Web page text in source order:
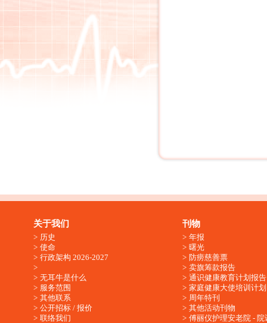
关于我们
历史
使命
行政架构 2026-2027
无耳牛是什么
服务范围
其他联系
公开招标 / 报价
联络我们
刊物
年报
曙光
防痨慈善票
卖旗筹款报告
通识健康教育计划报告
家庭健康大使培训计划
周年特刊
其他活动刊物
傅丽仪护理安老院 - 院